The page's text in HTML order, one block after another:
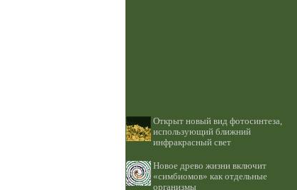
Открыт новый вид фотосинтеза,
использующий ближний
инфракрасный свет
Новое древо жизни включит
«симбиомов» как отдельные
организмы